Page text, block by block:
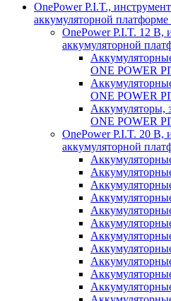
OnePower P.I.T.,
аккумуляторной платформе
OnePower P.I.T. 12 В,
аккумуляторной
ONE POWER
ONE POWER
Аккумуляторы,
ONE POWER
OnePower P.I.T. 20 В,
аккумуляторной